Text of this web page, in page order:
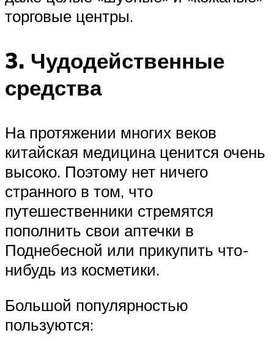
торговые центры.
3. Чудодейственные
средства
На протяжении многих веков
китайская медицина ценится очень
высоко. Поэтому нет ничего
странного в том, что
путешественники стремятся
пополнить свои аптечки в
Поднебесной или прикупить что-
нибудь из косметики.
Большой популярностью
пользуются: